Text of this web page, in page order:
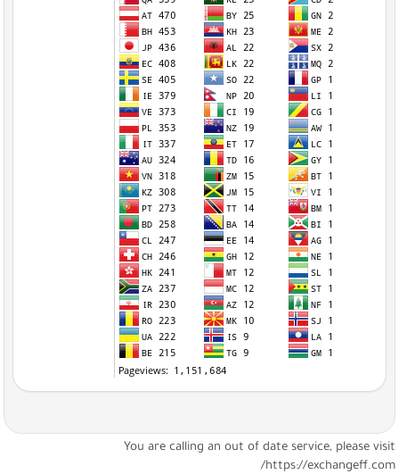
You are calling an out of date service, please visit
https://exchangeff.com/